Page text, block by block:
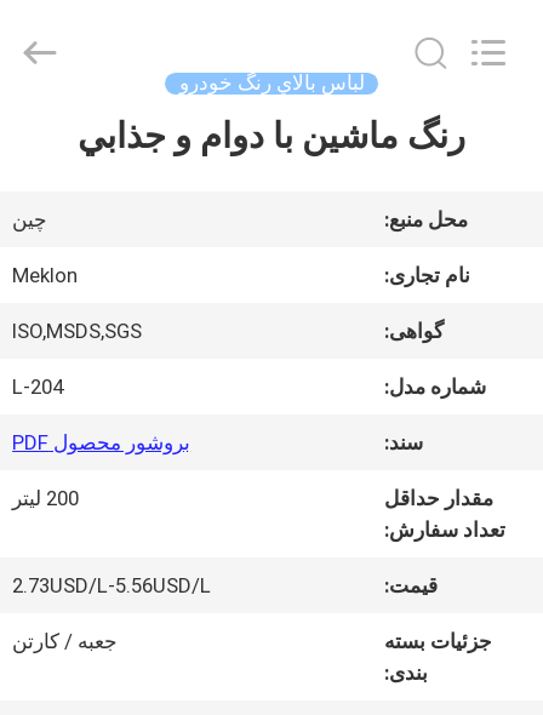
محصولات
Guangzhou
لباس بالاي رنگ خودرو
رنگ ماشين با دوام و جذابي
محل منبع: چین
نام تجاری: Meklon
گواهی: ISO,MSDS,SGS
شماره مدل: L-204
سند: بروشور محصول PDF
مقدار حداقل
تعداد سفارش:
200 لیتر
قیمت: 2.73USD/L-5.56USD/L
جزئیات بسته
بندی:
جعبه / کارتن